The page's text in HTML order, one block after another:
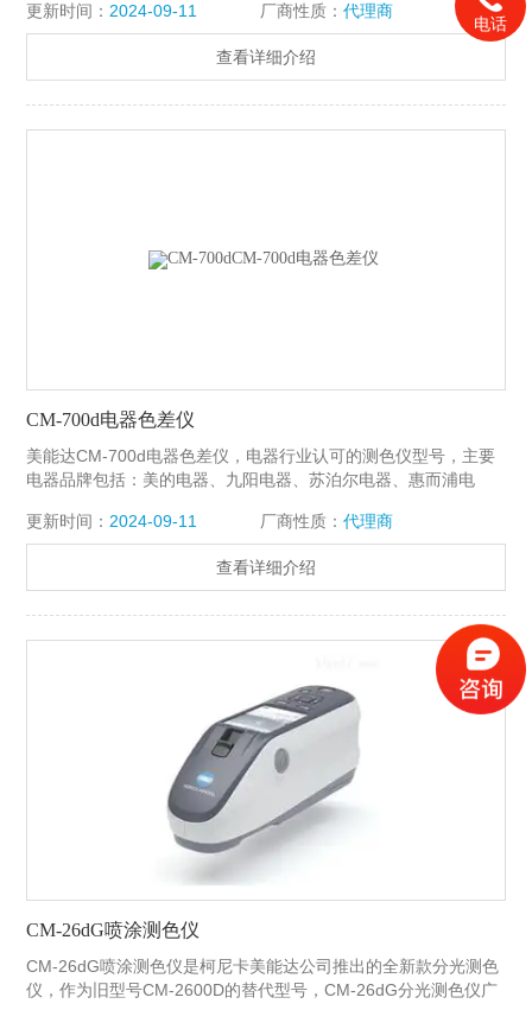
更新时间： 2024-09-11 厂商性质： 代理商
查看详细介绍
CM-700d电器色差仪
美能达CM-700d电器色差仪，电器行业认可的测色仪型号，主要
电器品牌包括：美的电器、九阳电器、苏泊尔电器、惠而浦电
机、冰箱外壁的颜色测量。我司是柯尼卡美能达代理商，在全国
主要地区都设有办事处，如有采购意向，我司可安排工程师携带
CM-700d样机上门示范，欢迎咨询。
更新时间： 2024-09-11 厂商性质： 代理商
查看详细介绍
CM-26dG喷涂测色仪
CM-26dG喷涂测色仪是柯尼卡美能达公司推出的全新款分光测色
仪，作为旧型号CM-2600D的替代型号，CM-26dG分光测色仪广
电话